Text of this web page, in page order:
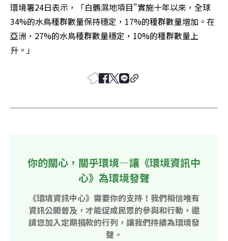
環境署24日表示，「白鶴濕地項目"實施十年以來，全球
34%的水鳥種群數量保持穩定，17%的種群數量增加。在
亞洲，27%的水鳥種群數量穩定，10%的種群數量上
升。」
你的關心，關乎環境—讓《環境資訊中
心》為環境發聲
《環境資訊中心》需要你的支持！我們相信唯有
資訊公開普及，才能促成民眾的參與和行動，邀
請您加入定期捐款的行列，讓我們持續為環境發
聲。